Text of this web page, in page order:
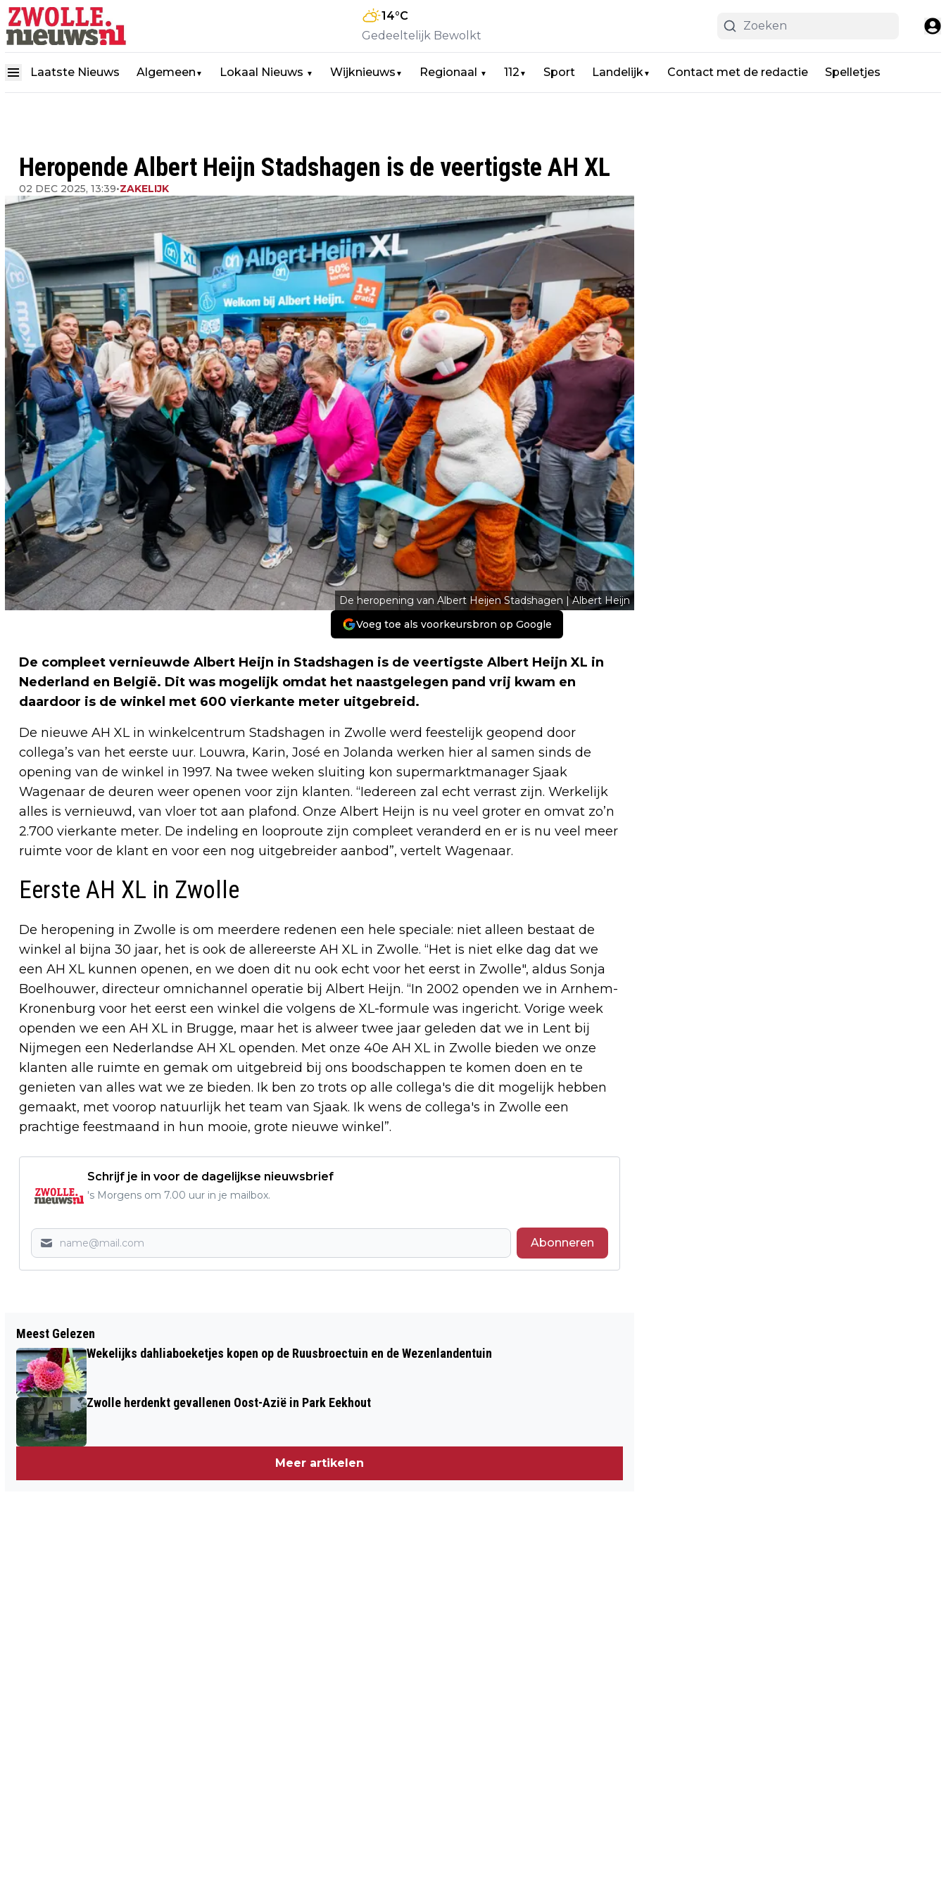
14°C
Gedeeltelijk Bewolkt
Laatste Nieuws Algemeen ▼ Lokaal Nieuws ▼ Wijknieuws ▼ Regionaal ▼ 112 ▼ Sport Landelijk▼ Contact met de redactie Spelletjes
Heropende Albert Heijn Stadshagen is de veertigste AH XL
02 DEC 2025, 13:39•ZAKELIJK
De heropening van Albert Heijen Stadshagen | Albert Heijn
Voeg toe als voorkeursbron op Google
De compleet vernieuwde Albert Heijn in Stadshagen is de veertigste Albert Heijn XL in
Nederland en België. Dit was mogelijk omdat het naastgelegen pand vrij kwam en
daardoor is de winkel met 600 vierkante meter uitgebreid.
De nieuwe AH XL in winkelcentrum Stadshagen in Zwolle werd feestelijk geopend door
collega’s van het eerste uur. Louwra, Karin, José en Jolanda werken hier al samen sinds de
opening van de winkel in 1997. Na twee weken sluiting kon supermarktmanager Sjaak
Wagenaar de deuren weer openen voor zijn klanten. “Iedereen zal echt verrast zijn. Werkelijk
alles is vernieuwd, van vloer tot aan plafond. Onze Albert Heijn is nu veel groter en omvat zo’n
2.700 vierkante meter. De indeling en looproute zijn compleet veranderd en er is nu veel meer
ruimte voor de klant en voor een nog uitgebreider aanbod”, vertelt Wagenaar.
Eerste AH XL in Zwolle
De heropening in Zwolle is om meerdere redenen een hele speciale: niet alleen bestaat de
winkel al bijna 30 jaar, het is ook de allereerste AH XL in Zwolle. “Het is niet elke dag dat we
een AH XL kunnen openen, en we doen dit nu ook echt voor het eerst in Zwolle", aldus Sonja
Boelhouwer, directeur omnichannel operatie bij Albert Heijn. “In 2002 openden we in Arnhem-
Kronenburg voor het eerst een winkel die volgens de XL-formule was ingericht. Vorige week
openden we een AH XL in Brugge, maar het is alweer twee jaar geleden dat we in Lent bij
Nijmegen een Nederlandse AH XL openden. Met onze 40e AH XL in Zwolle bieden we onze
klanten alle ruimte en gemak om uitgebreid bij ons boodschappen te komen doen en te
genieten van alles wat we ze bieden. Ik ben zo trots op alle collega's die dit mogelijk hebben
gemaakt, met voorop natuurlijk het team van Sjaak. Ik wens de collega's in Zwolle een
prachtige feestmaand in hun mooie, grote nieuwe winkel”.
Schrijf je in voor de dagelijkse nieuwsbrief
's Morgens om 7.00 uur in je mailbox.
Abonneren
D66 GAAT OOK IN ZWOLLE MET DE
STRIJDKREET HET KAN WEL DE
VERKIEZINGSSTRIJD AAN VOOR DE
GEMEENTERAADSVERKIEZINGEN
VAN ZWOLSE KROEGENTOCHT MET
Meest Gelezen
Wekelijks dahliaboeketjes kopen op de Ruusbroectuin en de Wezenlandentuin
Zwolle herdenkt gevallenen Oost-Azië in Park Eekhout
Meer artikelen